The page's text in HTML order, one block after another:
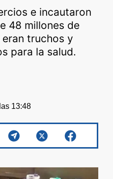
e incautaron
48 millones de
truchos y
para la salud.
13:48